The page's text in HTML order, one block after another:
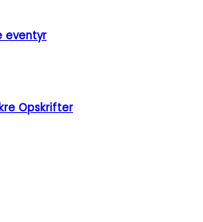
eventyr
Opskrifter